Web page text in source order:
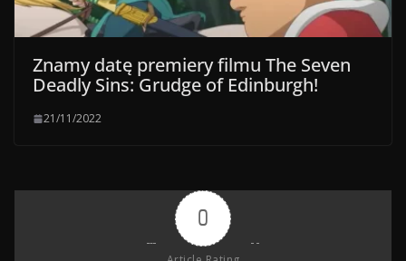
Znamy datę premiery filmu The Seven
Deadly Sins: Grudge of Edinburgh!
21/11/2022
0